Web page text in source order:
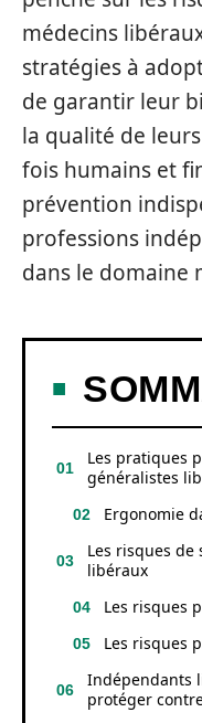
médecins
stratégies à
de garantir leur
la qualité de
fois humains et
prévention
professions
dans le domaine
Les pratiques
généralistes
Ergonomie
Les risques de
libéraux
Les risques
Les risques
Indépendants
protéger